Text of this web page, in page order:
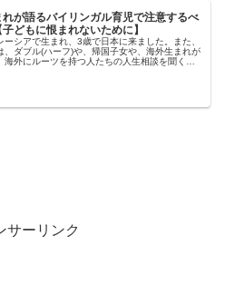
れが語るバイリンガル育児で注意するべ
どもに恨まれないために】
ーシアで生まれ、3歳で日本に来ました。また、
、ダブル(ハーフ)や、帰国子女や、海外生まれが
海外にルーツを持つ人たちの人生相談を聞くな
サーリンク